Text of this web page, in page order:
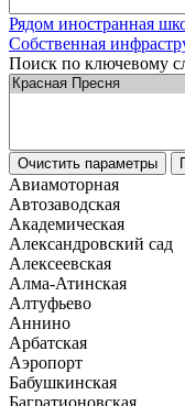
Рядом иностранная
Собственная
Поиск по ключевому
Очистить параметры
Авиамоторная
Автозаводская
Академическая
Александровский сад
Алексеевская
Алма-Атинская
Алтуфьево
Аннино
Арбатская
Аэропорт
Бабушкинская
Багратионовская